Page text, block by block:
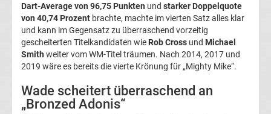
Champions
League
Ergebnisse
Europa
Dart-Average von 96,75 Punkten und starker Doppelquote
von 40,74 Prozent brachte, machte im vierten Satz alles klar
und kann im Gegensatz zu überraschend vorzeitig
gescheiterten Titelkandidaten wie Rob Cross und Michael
Smith weiter vom WM-Titel träumen. Nach 2014, 2017 und
2019 wäre es bereits die vierte Krönung für „Mighty Mike“.
Wade scheitert überraschend an
„Bronzed Adonis“